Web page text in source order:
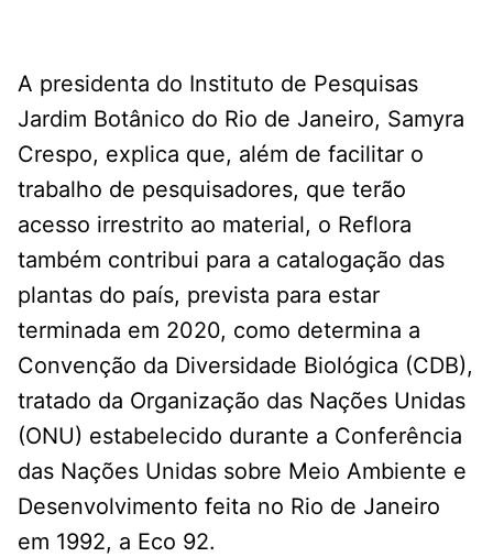
A presidenta do Instituto de Pesquisas
Jardim Botânico do Rio de Janeiro, Samyra
Crespo, explica que, além de facilitar o
trabalho de pesquisadores, que terão
acesso irrestrito ao material, o Reflora
também contribui para a catalogação das
plantas do país, prevista para estar
terminada em 2020, como determina a
Convenção da Diversidade Biológica (CDB),
tratado da Organização das Nações Unidas
(ONU) estabelecido durante a Conferência
das Nações Unidas sobre Meio Ambiente e
Desenvolvimento feita no Rio de Janeiro
em 1992, a Eco 92.